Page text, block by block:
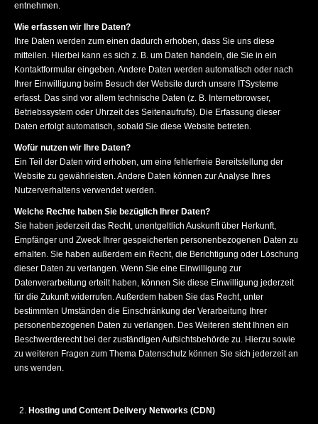
entnehmen.
Wie erfassen wir Ihre Daten?
Ihre Daten werden zum einen dadurch erhoben, dass Sie uns diese
mitteilen. Hierbei kann es sich z. B. um Daten handeln, die Sie in ein
Kontaktformular eingeben. Andere Daten werden automatisch oder nach
Ihrer Einwilligung beim Besuch der Website durch unsere ITSysteme
erfasst. Das sind vor allem technische Daten (z. B. Internetbrowser,
Betriebssystem oder Uhrzeit des Seitenaufrufs). Die Erfassung dieser
Daten erfolgt automatisch, sobald Sie diese Website betreten.
Wofür nutzen wir Ihre Daten?
Ein Teil der Daten wird erhoben, um eine fehlerfreie Bereitstellung der
Website zu gewährleisten. Andere Daten können zur Analyse Ihres
Nutzerverhaltens verwendet werden.
Welche Rechte haben Sie bezüglich Ihrer Daten?
Sie haben jederzeit das Recht, unentgeltlich Auskunft über Herkunft,
Empfänger und Zweck Ihrer gespeicherten personenbezogenen Daten zu
erhalten. Sie haben außerdem ein Recht, die Berichtigung oder Löschung
dieser Daten zu verlangen. Wenn Sie eine Einwilligung zur
Datenverarbeitung erteilt haben, können Sie diese Einwilligung jederzeit
für die Zukunft widerrufen. Außerdem haben Sie das Recht, unter
bestimmten Umständen die Einschränkung der Verarbeitung Ihrer
personenbezogenen Daten zu verlangen. Des Weiteren steht Ihnen ein
Beschwerderecht bei der zuständigen Aufsichtsbehörde zu. Hierzu sowie
zu weiteren Fragen zum Thema Datenschutz können Sie sich jederzeit an
uns wenden.
Hosting und Content Delivery Networks (CDN)